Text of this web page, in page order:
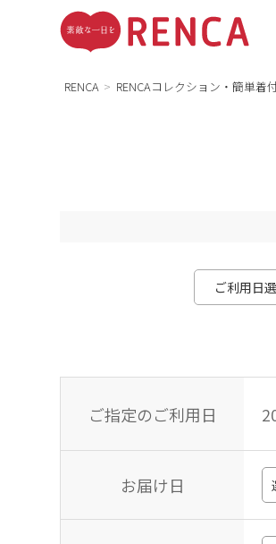
RENCA RENCAコレクション・簡単着
ご利用日
ご指定のご利用日
お届け日